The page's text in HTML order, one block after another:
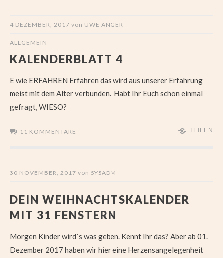
4 DEZEMBER, 2017 von UWE ANGER
ALLGEMEIN
KALENDERBLATT 4
E wie ERFAHREN Erfahren das wird aus unserer Erfahrung
meist mit dem Alter verbunden. Habt Ihr Euch schon einmal
gefragt, WIESO?
11 KOMMENTARE TEILEN
30 NOVEMBER, 2017 von SYSADM
DEIN WEIHNACHTSKALENDER
MIT 31 FENSTERN
Morgen Kinder wird´s was geben. Kennt Ihr das? Aber ab 01.
Dezember 2017 haben wir hier eine Herzensangelegenheit